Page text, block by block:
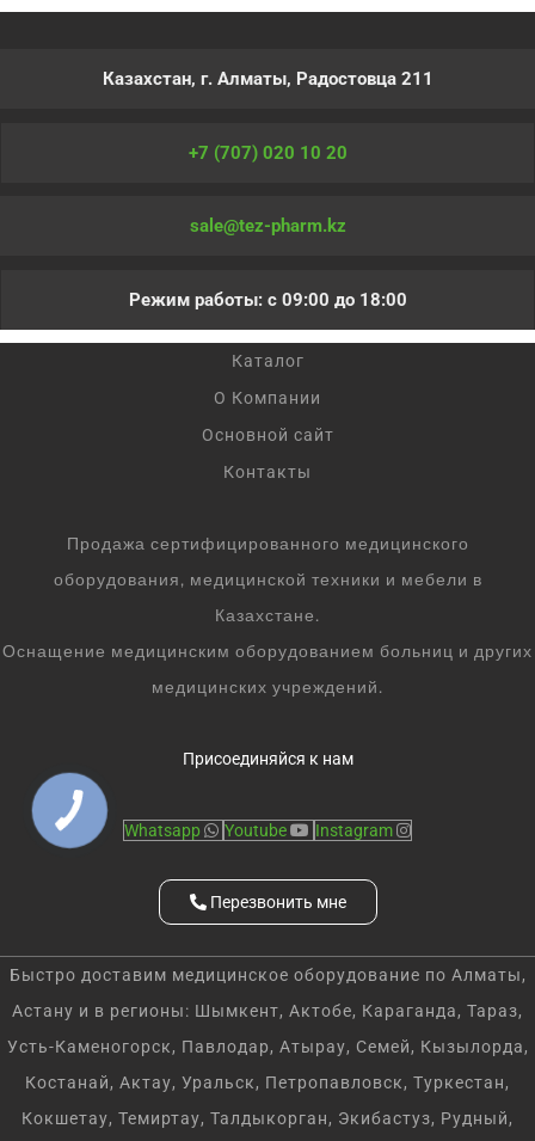
Казахстан, г. Алматы, Радостовца 211
+7 (707) 020 10 20
sale@tez-pharm.kz
Режим работы: с 09:00 до 18:00
Каталог
О Компании
Основной сайт
Контакты
Продажа сертифицированного медицинского
оборудования, медицинской техники и мебели в
Казахстане.
Оснащение медицинским оборудованием больниц и других
медицинских учреждений.
Присоединяйся к нам
Whatsapp Youtube Instagram
Перезвонить мне
Быстро доставим медицинское оборудование по Алматы,
Астану и в регионы: Шымкент, Актобе, Караганда, Тараз,
Усть-Каменогорск, Павлодар, Атырау, Семей, Кызылорда,
Костанай, Актау, Уральск, Петропавловск, Туркестан,
Кокшетау, Темиртау, Талдыкорган, Экибастуз, Рудный,